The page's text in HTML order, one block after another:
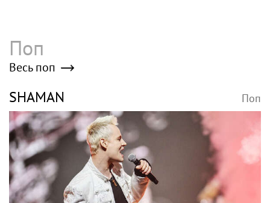
Поп
Весь поп
SHAMAN Поп